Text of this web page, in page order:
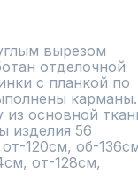
вырезом
отделочной
с планкой по
карманы.
основной
изделия 56
120см, об-
от-128см,